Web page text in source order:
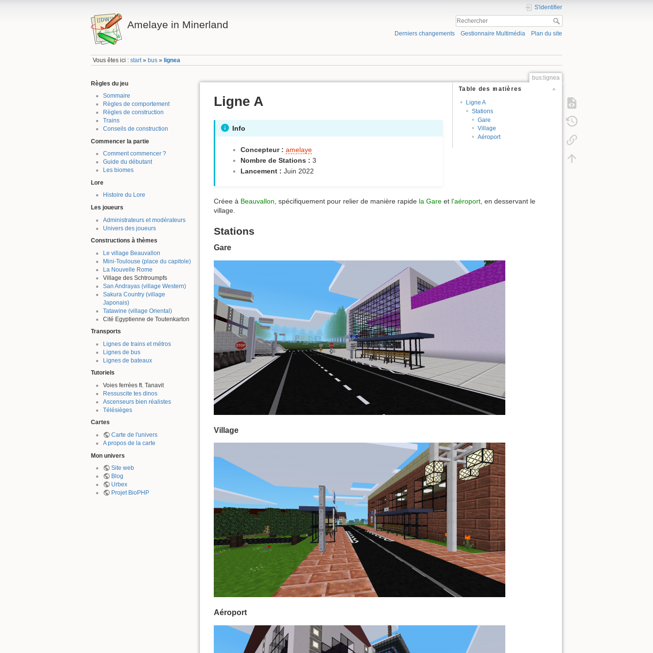
Amelaye in Minerland
S'identifier
Derniers changements Gestionnaire Multimédia Plan du site
Vous êtes ici :start» bus » lignea
Règles du jeu
Sommaire
Règles de comportement
Règles de construction
Trains
Conseils de construction
Commencer la partie
Comment commencer ?
Guide du débutant
Les biomes
Lore
Histoire du Lore
Les joueurs
Administrateurs et modérateurs
Univers des joueurs
Constructions à thèmes
Le village Beauvallon
Mini-Toulouse (place du capitole)
La Nouvelle Rome
Village des Schtroumpfs
San Andrayas (village Western)
Sakura Country (village
Japonais)
Tatawine (village Oriental)
Cité Egyptienne de Toutenkarton
Transports
Lignes de trains et métros
Lignes de bus
Lignes de bateaux
Tutoriels
Voies ferrées ft. Tanavit
Ressuscite tes dinos
Ascenseurs bien réalistes
Télésièges
Cartes
Carte de l'univers
A propos de la carte
Mon univers
Site web
Blog
Urbex
Projet BioPHP
bus:lignea
Table des matières
Ligne A
Stations
Gare
Village
Aéroport
Ligne A
Info
Concepteur : amelaye
Nombre de Stations : 3
Lancement : Juin 2022
Créee à Beauvallon , spécifiquement pour relier de manière rapide la Gare et l'aéroport , en desservant le
village.
Stations
Gare
Village
Aéroport